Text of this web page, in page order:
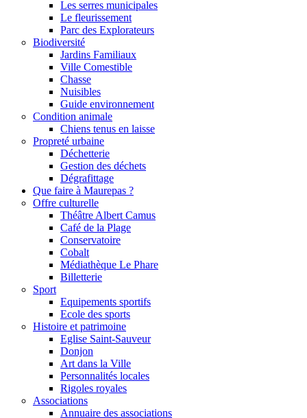
Les serres municipales
Le fleurissement
Parc des Explorateurs
Biodiversité
Jardins Familiaux
Ville Comestible
Chasse
Nuisibles
Guide environnement
Condition animale
Chiens tenus en laisse
Propreté urbaine
Déchetterie
Gestion des déchets
Dégrafittage
Que faire à Maurepas ?
Offre culturelle
Théâtre Albert Camus
Café de la Plage
Conservatoire
Cobalt
Médiathèque Le Phare
Billetterie
Sport
Equipements sportifs
Ecole des sports
Histoire et patrimoine
Eglise Saint-Sauveur
Donjon
Art dans la Ville
Personnalités locales
Rigoles royales
Associations
Annuaire des associations